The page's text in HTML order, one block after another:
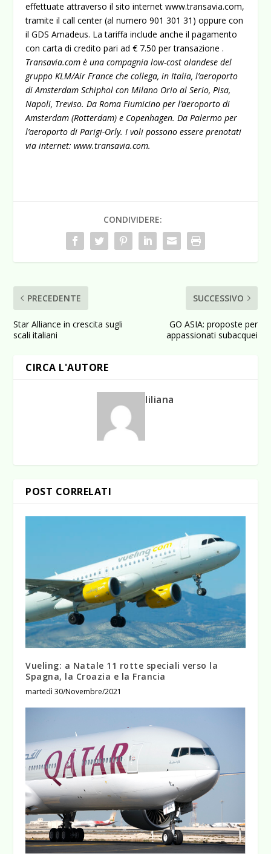
effettuate attraverso il sito internetwww.transavia.com,
tramite il call center (al numero 901 301 31) oppure con
il GDS Amadeus. La tariffa include anche il pagamento
con carta di credito pari ad € 7.50 per transazione .
Transavia.com è una compagnia low-cost olandese del
gruppo KLM/Air France che collega, in Italia, l’aeroporto
di Amsterdam Schiphol con Milano Orio al Serio, Pisa,
Napoli, Treviso. Da Roma Fiumicino per l’aeroporto di
Amsterdam (Rotterdam) e Copenhagen. Da Palermo per
l’aeroporto di Parigi-Orly. I voli possono essere prenotati
via internet:www.transavia.com.
CONDIVIDERE:
PRECEDENTE
Star Alliance in crescita sugli
scali italiani
SUCCESSIVO
GO ASIA: proposte per
appassionati subacquei
CIRCA L'AUTORE
liliana
POST CORRELATI
Vueling: a Natale 11 rotte speciali verso la
Spagna, la Croazia e la Francia
martedì 30/Novembre/2021